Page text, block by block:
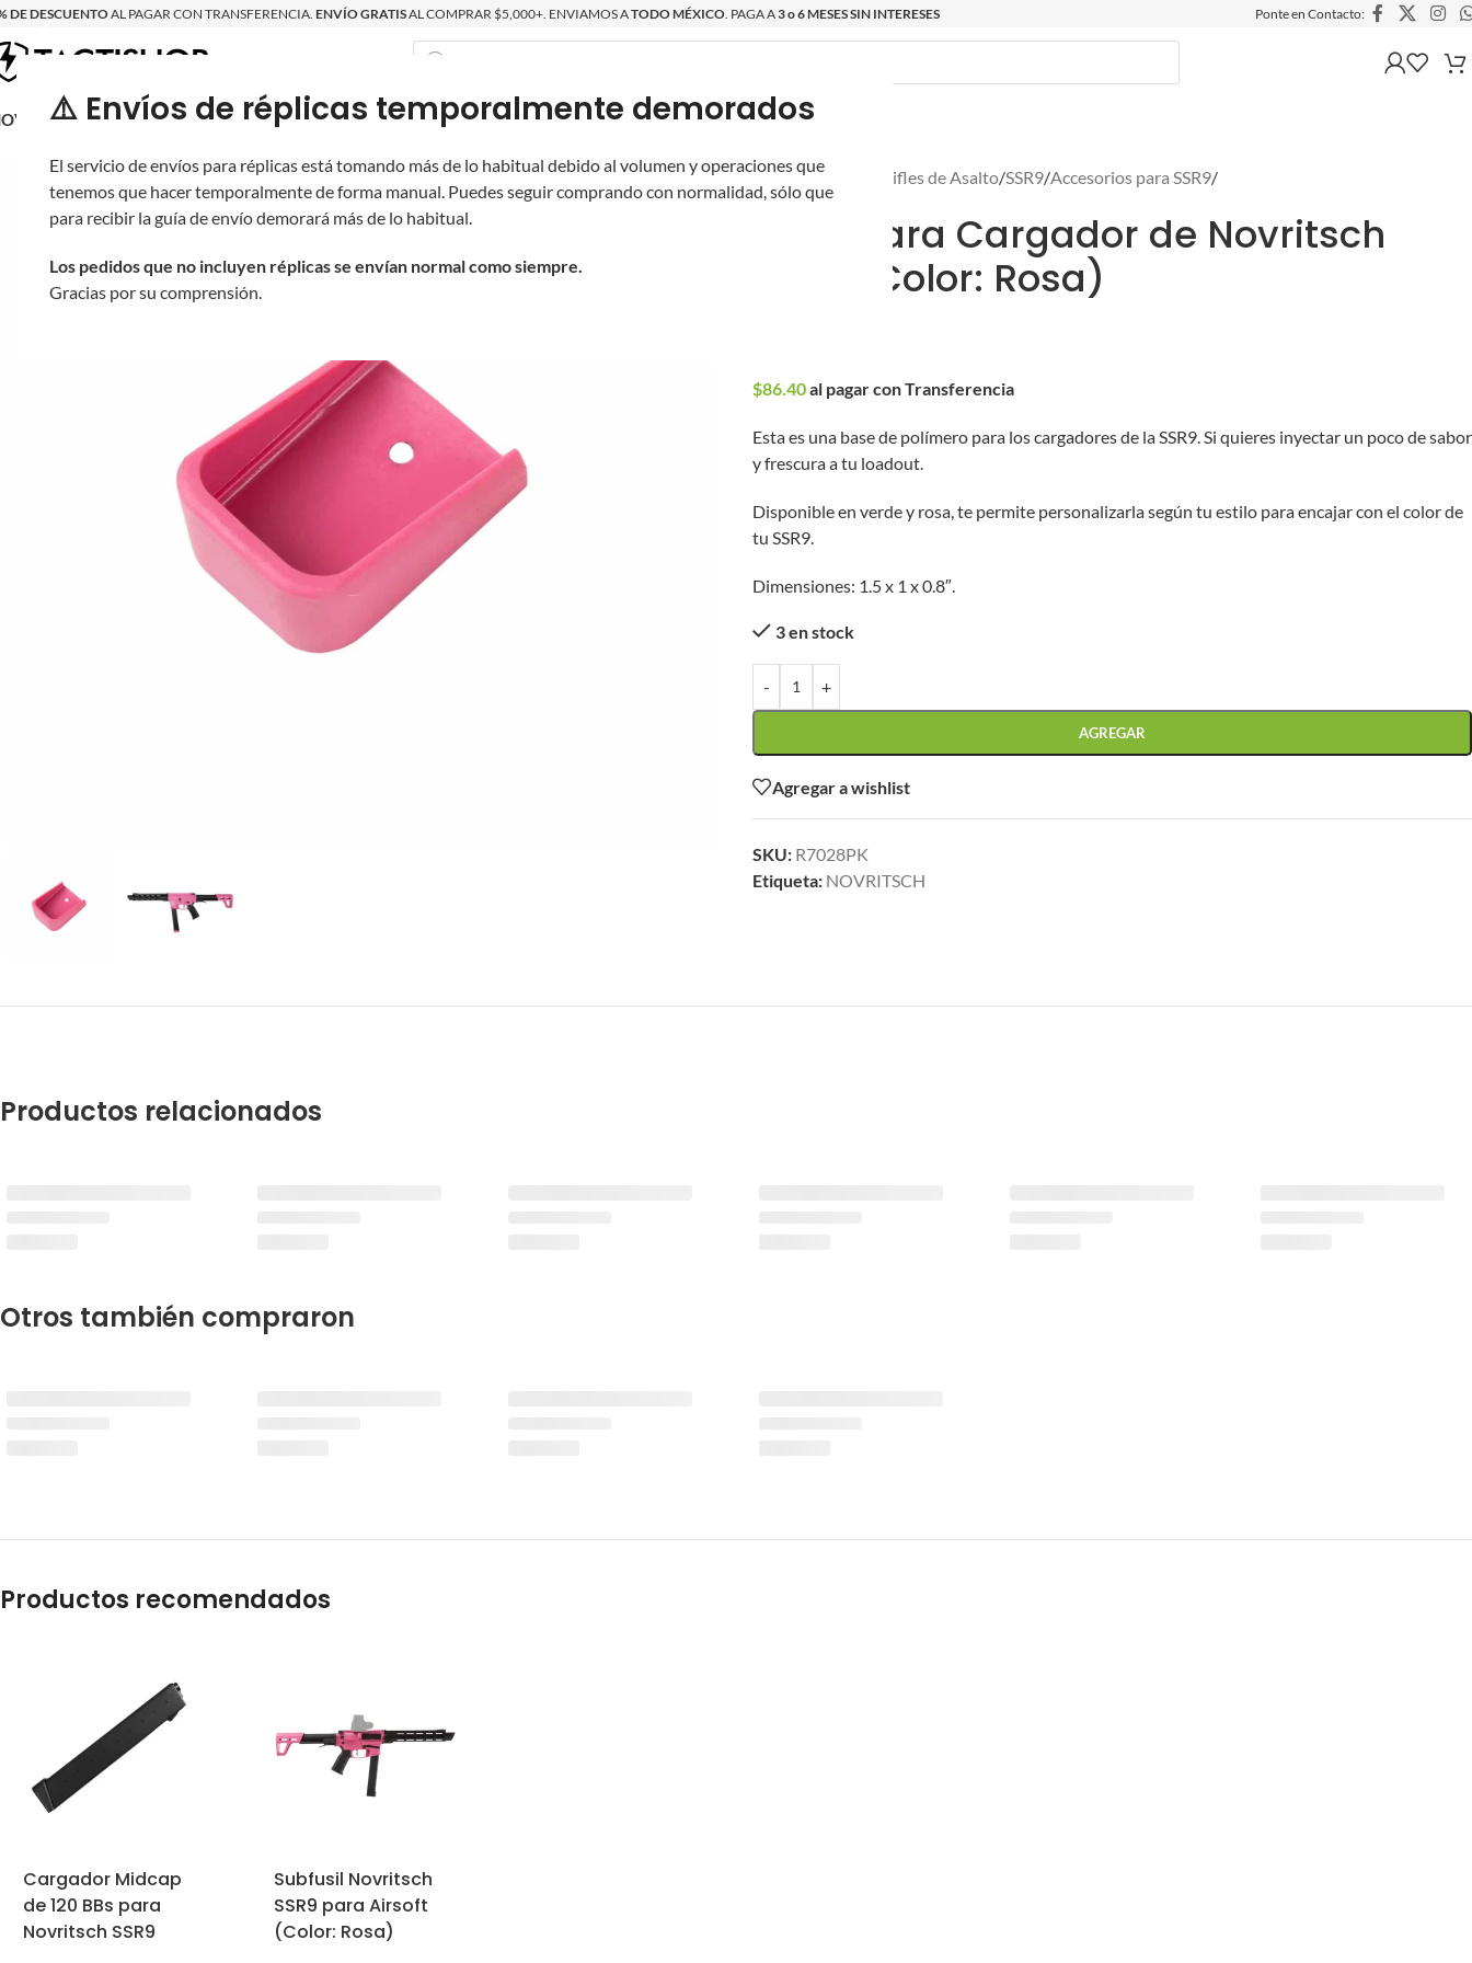
⚠️ Envíos de réplicas temporalmente demorados
El servicio de envíos para réplicas está tomando más de lo habitual debido al volumen y operaciones que
tenemos que hacer temporalmente de forma manual. Puedes seguir comprando con normalidad, sólo que
para recibir la guía de envío demorará más de lo habitual.
Los pedidos que no incluyen réplicas se envían normal como siempre.
Gracias por su comprensión.
DE DESCUENTOAL PAGAR CON TRANSFERENCIA. ENVÍO GRATISAL COMPRAR $5,000+. ENVIAMOS ATODO MÉXICO . PAGA A3 o 6 MESES SIN INTERESES Ponte en Contacto:
RÉPLICASPARTES Y ACCESORIOSEQUIPOPRODUCTOS NUEVOSPROMOCIONES
Inicio/Novritsch Rifles de Asalto/SSR9/Accesorios para SSR9/
Base para Cargador de Novritsch
SSR9 (Color: Rosa)
$86.40al pagar con Transferencia
Esta es una base de polímero para los cargadores de la SSR9. Si quieres inyectar un poco de sabor
y frescura a tu loadout.
Disponible en verde y rosa, te permite personalizarla según tu estilo para encajar con el color de
tu SSR9.
Dimensiones: 1.5 x 1 x 0.8″.
3 en stock
- +
AGREGAR
Agregar a wishlist
SKU: R7028PK
Etiqueta: NOVRITSCH
Productos relacionados
Otros también compraron
Productos recomendados
Cargador Midcap
de 120 BBs para
Novritsch SSR9
Subfusil Novritsch
SSR9 para Airsoft
(Color: Rosa)